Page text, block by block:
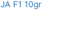
F1 10gr